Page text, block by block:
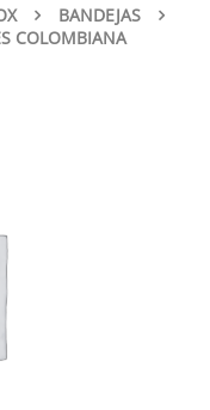
BANDEJAS
COLOMBIANA